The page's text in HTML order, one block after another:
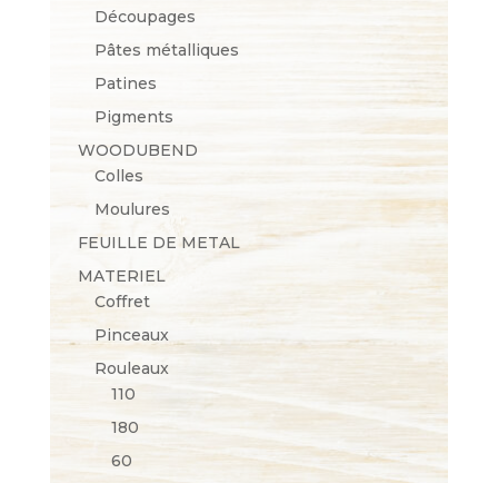
Découpages
Pâtes métalliques
Patines
Pigments
WOODUBEND
Colles
Moulures
FEUILLE DE METAL
MATERIEL
Coffret
Pinceaux
Rouleaux
110
180
60